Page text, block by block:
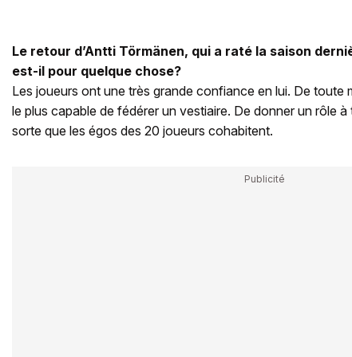
Le retour d’Antti Törmänen, qui a raté la saison
est-il pour quelque chose?
Les joueurs ont une très grande confiance en lui. De toute
le plus capable de fédérer un vestiaire. De donner un rôle
sorte que les égos des 20 joueurs cohabitent.